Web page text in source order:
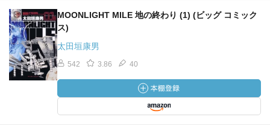
MOONLIGHT MILE 地の終わり (1) (ビッグ コミック
ス)
太田垣康男
542 3.86 40